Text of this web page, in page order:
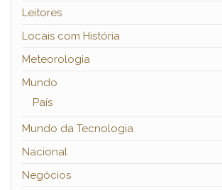
Leitores
Locais com História
Meteorologia
Mundo
País
Mundo da Tecnologia
Nacional
Negócios